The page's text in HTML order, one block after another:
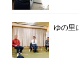
ゆの里